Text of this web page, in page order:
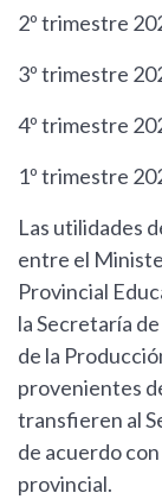
2º trimestre
3º trimestre
4º trimestre
1º trimestre
Las utilidades
entre el
Provincial
la Secretaría
de la
provenientes
transfieren al
de acuerdo
provincial.